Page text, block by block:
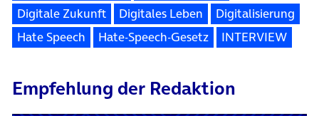
Digitale Zukunft
Digitales Leben
Digitalisierung
Hate Speech
Hate-Speech-Gesetz INTERVIEW
Empfehlung der Redaktion